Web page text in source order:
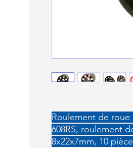
Roulement de
608RS, roulement
8x22x7mm, 10